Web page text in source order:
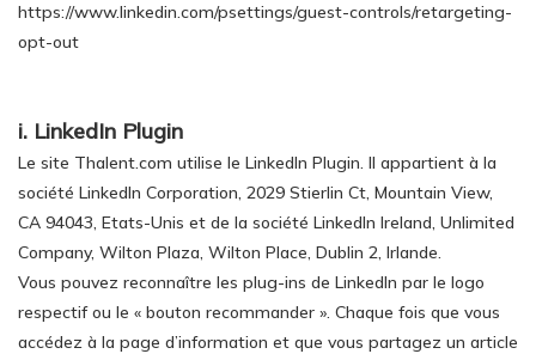
https://www.linkedin.com/psettings/guest-controls/retargeting-
opt-out
i. LinkedIn Plugin
Le site Thalent.com utilise le LinkedIn Plugin. Il appartient à la
société LinkedIn Corporation, 2029 Stierlin Ct, Mountain View,
CA 94043, Etats-Unis et de la société LinkedIn Ireland, Unlimited
Company, Wilton Plaza, Wilton Place, Dublin 2, Irlande.
Vous pouvez reconnaître les plug-ins de LinkedIn par le logo
respectif ou le « bouton recommander ». Chaque fois que vous
accédez à la page d’information et que vous partagez un article